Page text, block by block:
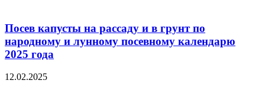
Посев капусты на рассаду и в грунт по
народному и лунному посевному календарю
2025 года
12.02.2025